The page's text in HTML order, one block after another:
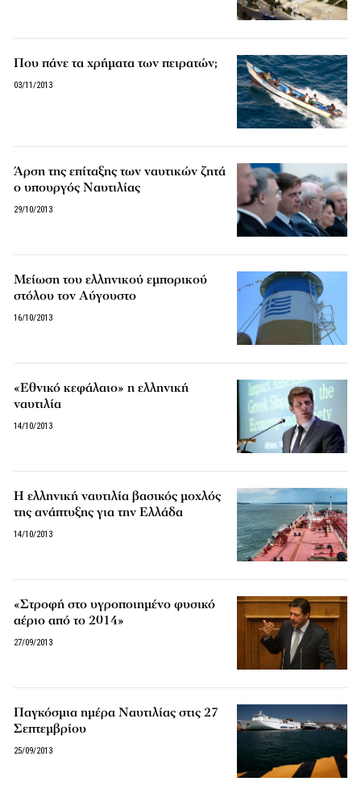
Που πάνε τα χρήματα των πειρατών;
03/11/2013
Άρση της επίταξης των ναυτικών ζητά
ο υπουργός Ναυτιλίας
29/10/2013
Μείωση του ελληνικού εμπορικού
στόλου τον Αύγουστο
16/10/2013
«Εθνικό κεφάλαιο» η ελληνική
ναυτιλία
14/10/2013
H ελληνική ναυτιλία βασικός μοχλός
της ανάπτυξης για την Ελλάδα
14/10/2013
«Στροφή στο υγροποιημένο φυσικό
αέριο από το 2014»
27/09/2013
Παγκόσμια ημέρα Ναυτιλίας στις 27
Σεπτεμβρίου
25/09/2013